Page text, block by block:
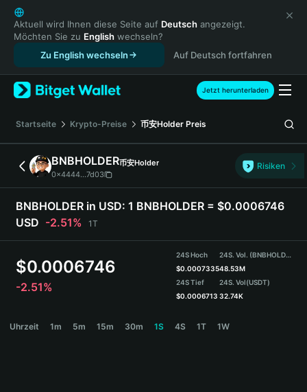
English
日本語
Tiếng Việt
Русский
Español (Latinoamérica)
Türkçe
Français
Deutsch
简体中文
繁體中文
Português (Portugal)
Bahasa Indonesia
ภาษาไทย
हिन्दी
Español
Português (Brasil)
Aktuell wird Ihnen diese Seite auf Deutsch angezeigt.
Möchten Sie zu English wechseln?
Zu English wechseln
Auf Deutsch fortfahren
Jetzt herunterladen
Startseite Krypto-Preise 币安Holder Preis
BNBHOLDER币安Holder
0x4444...7d03
Risiken
BNBHOLDER in USD: 1 BNBHOLDER = $0.0006746
USD -2.51% 1T
$0.0006746
-2.51%
24S Hoch
$0.0007335
24S Tief
$0.0006713
24S. Vol. (BNBHOLDER)
48.53M
24S. Vol(USDT)
32.74K
Uhrzeit 1m 5m 15m 30m 1S 4S 1T 1W